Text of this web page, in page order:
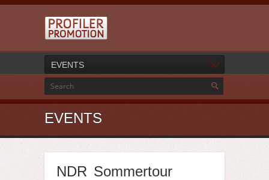
EVENTS
EVENTS
NDR Sommertour